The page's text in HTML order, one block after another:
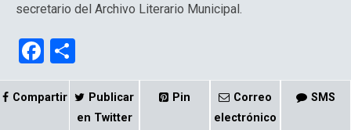
secretario del Archivo Literario Municipal.
F
a
ce
o
m
Compartir
Publicar
en Twitter
Pin
Correo
electrónico
SMS